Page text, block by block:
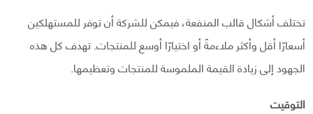
تختلف أشكال قالب المنفعة، فيمكن للشركة أن توفر للمستهلكين
أسعارًا أقل وأكثر ملاءمةً أو اختيارًا أوسع للمنتجات. تهدف كل هذه
الجهود إلى زيادة القيمة الملموسة للمنتجات وتعظيمها.
التوقيت